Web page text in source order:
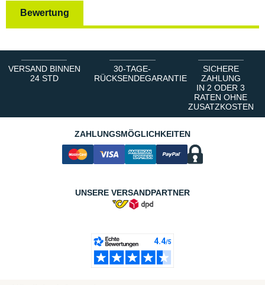
Bewertung
VERSAND BINNEN
24 STD
30-TAGE-
RÜCKSENDEGARANTIE
SICHERE
ZAHLUNG
IN 2 ODER 3
RATEN OHNE
ZUSATZKOSTEN
ZAHLUNGSMÖGLICHKEITEN
UNSERE VERSANDPARTNER